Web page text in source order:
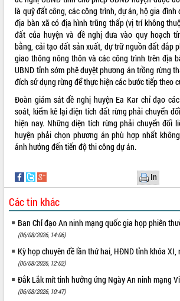
là quỹ đất công, các công trình, dự án, hộ gia đình
địa bàn xã có địa hình trũng thấp (vị trí không
đất của huyện và đề nghị đưa vào quy hoạch
bằng, cải tạo đất sản xuất, dự trữ nguồn đất đắp
giao thông nông thôn và các công trình trên địa
UBND tỉnh sớm phê duyệt phương án trồng rừng
đích sử dụng rừng để thực hiện các bước tiếp theo
Đoàn giám sát đề nghị huyện Ea Kar chỉ đạo
soát, kiểm kê lại diện tích đất rừng phải chuyển
hiện nay. Những diện tích rừng phải chuyển đổi
huyện phải chọn phương án phù hợp nhất
ảnh hưởng đến tiến độ thi công dự án.
In
Các tin khác
Ban Chỉ đạo An ninh mạng quốc gia họp phiên
(06/08/2026, 14:06)
Kỳ họp chuyên đề lần thứ hai, HĐND tỉnh khóa XI,
(06/08/2026, 12:02)
Đắk Lắk mít tinh hưởng ứng Ngày An ninh mạng
(06/08/2026, 10:47)